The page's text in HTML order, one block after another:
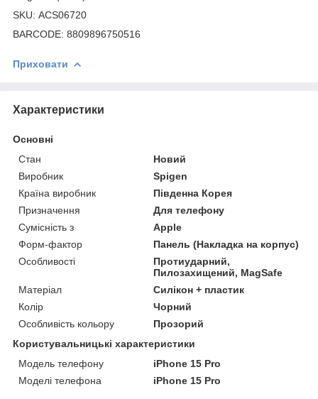
SKU: ACS06720
BARCODE: 8809896750516
Приховати
Характеристики
Основні
Стан
Новий
Виробник
Spigen
Країна виробник
Південна Корея
Призначення
Для телефону
Сумісність з
Apple
Форм-фактор
Панель (Накладка на корпус)
Особливості
Протиударний,
Пилозахищений, MagSafe
Матеріал
Силікон + пластик
Колір
Чорний
Особливість кольору
Прозорий
Користувальницькі характеристики
Модель телефону
iPhone 15 Pro
Моделі телефона
iPhone 15 Pro